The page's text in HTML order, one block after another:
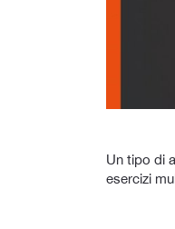
Un tipo di
esercizi